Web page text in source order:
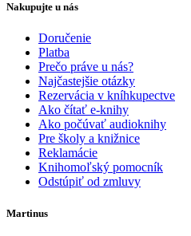
Nakupujte u nás
Doručenie
Platba
Prečo práve u nás?
Najčastejšie otázky
Rezervácia v kníhkupectve
Ako čítať e-knihy
Ako počúvať audioknihy
Pre školy a knižnice
Reklamácie
Knihomoľský pomocník
Odstúpiť od zmluvy
Martinus